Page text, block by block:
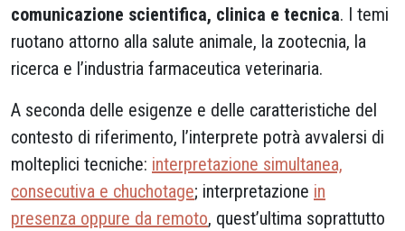
comunicazione scientifica, clinica e tecnica. I temi
ruotano attorno alla salute animale, la zootecnia, la
ricerca e l’industria farmaceutica veterinaria.
A seconda delle esigenze e delle caratteristiche del
contesto di riferimento, l’interprete potrà avvalersi di
molteplici tecniche: interpretazione simultanea,
consecutiva e chuchotage; interpretazione in
presenza oppure da remoto, quest’ultima soprattutto